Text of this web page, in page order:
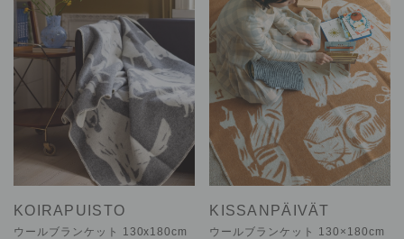
KOIRAPUISTO
ウールブランケット 130x180cm
KISSANPÄIVÄT
ウールブランケット 130×180cm